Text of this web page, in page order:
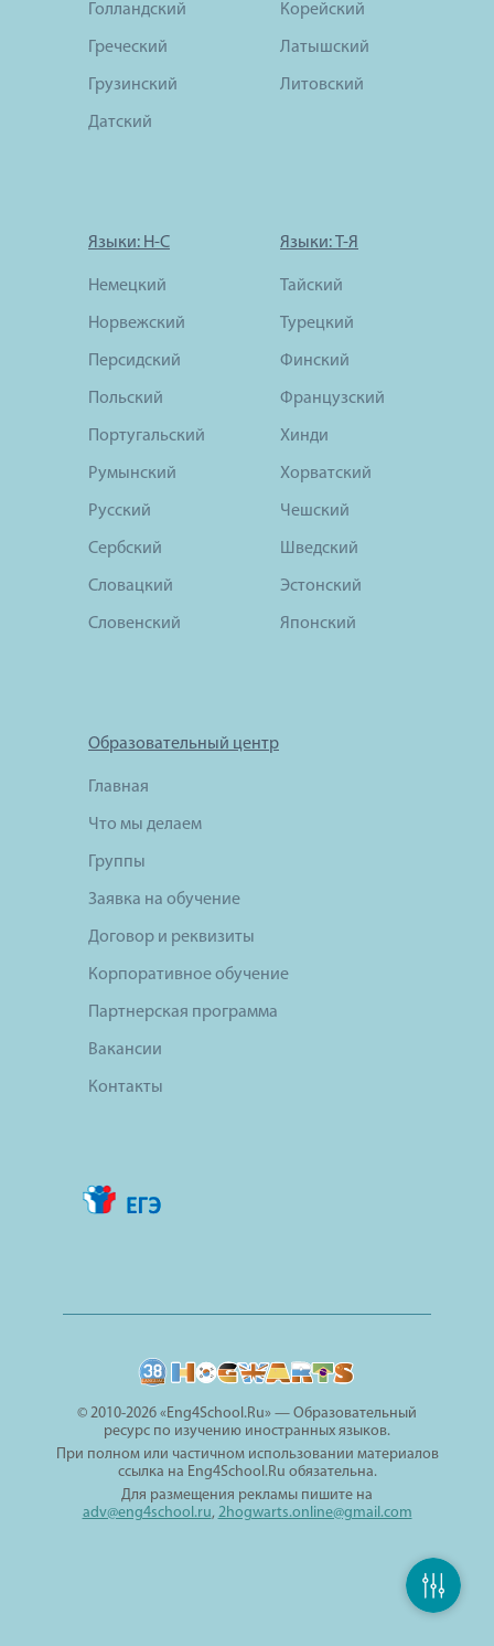
Голландский
Греческий
Грузинский
Датский
Корейский
Латышский
Литовский
Языки: Н-С
Немецкий
Норвежский
Персидский
Польский
Португальский
Румынский
Русский
Сербский
Словацкий
Словенский
Языки: Т-Я
Тайский
Турецкий
Финский
Французский
Хинди
Хорватский
Чешский
Шведский
Эстонский
Японский
Образовательный центр
Главная
Что мы делаем
Группы
Заявка на обучение
Договор и реквизиты
Корпоративное обучение
Партнерская программа
Вакансии
Контакты
© 2010-2026 «Eng4School.Ru» — Образовательный
ресурс по изучению иностранных языков.
При полном или частичном использовании материалов
ссылка на Eng4School.Ru обязательна.
Для размещения рекламы пишите на
adv@eng4school.ru, 2hogwarts.online@gmail.com